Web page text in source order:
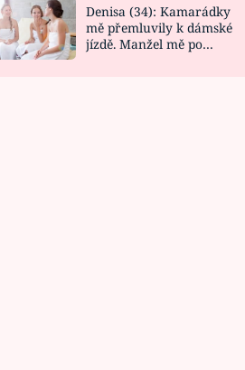
Denisa (34): Kamarádky
mě přemluvily k dámské
jízdě. Manžel mě po